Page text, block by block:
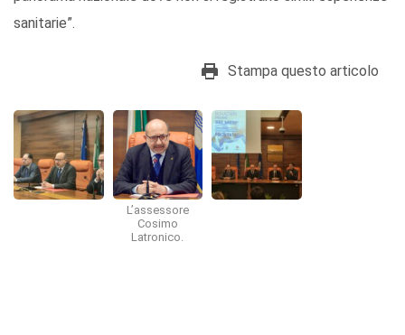
sanitarie”.
Stampa questo articolo
L’assessore
Cosimo
Latronico.